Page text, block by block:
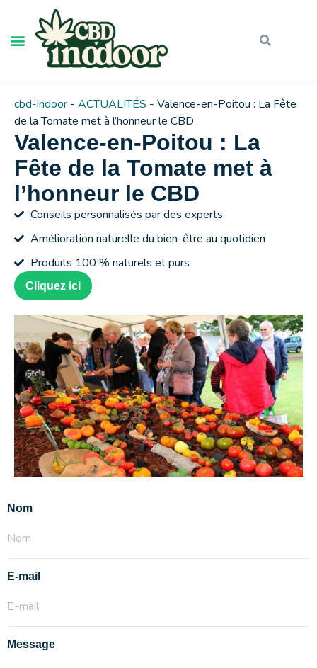
cbd-indoor - ACTUALITÉS - Valence-en-Poitou : La Fête
de la Tomate met à l’honneur le CBD
Valence-en-Poitou : La
Fête de la Tomate met à
l’honneur le CBD
Conseils personnalisés par des experts
Amélioration naturelle du bien-être au quotidien
Produits 100 % naturels et purs
Cliquez ici
Nom
E-mail
Message